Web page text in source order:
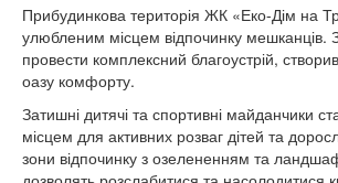
Прибудинкова територія ЖК «Еко-Дім на
улюбленим місцем відпочинку мешканців.
провести комплексний благоустрій,
оазу комфорту.
Затишні дитячі та спортивні майданчики
місцем для активних розваг дітей та
зони відпочинку з озелененням та